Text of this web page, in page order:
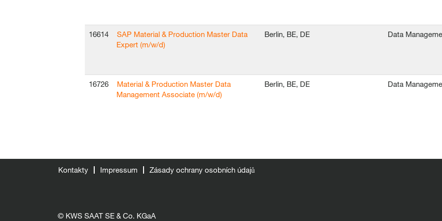
16614
SAP Material & Production Master Data
Expert (m/w/d)
Berlin, BE, DE Data
16726
Material & Production Master Data
Management Associate (m/w/d)
Berlin, BE, DE Data
Kontakty Impressum Zásady ochrany osobních údajů
© KWS SAAT SE & Co. KGaA